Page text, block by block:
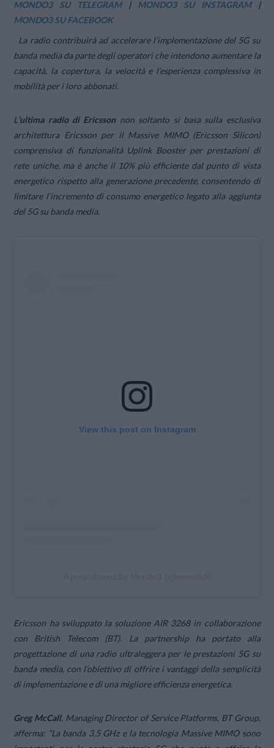
MONDO3 SU TELEGRAM| MONDO3 SU INSTAGRAM|
MONDO3 SU FACEBOOK
La radio contribuirà ad accelerare l’implementazione del 5G su
banda media da parte degli operatori che intendono aumentare la
capacità, la copertura, la velocità e l’esperienza complessiva in
mobilità per i loro abbonati.
L ‘ultima radio di Ericssonnon soltanto si basa sulla esclusiva
architettura Ericsson per il Massive MIMO (Ericsson Silicon)
comprensiva di funzionalità Uplink Booster per prestazioni di
rete uniche, ma è anche il 10% più efficiente dal punto di vista
energetico rispetto alla generazione precedente, consentendo di
limitare l’incremento di consumo energetico legato alla aggiunta
del 5G su banda media.
View this post on Instagram
Ericsson ha sviluppato la soluzione AIR 3268 in collaborazione
con British Telecom (BT). La partnership ha portato alla
progettazione di una radio ultraleggera per le prestazioni 5G su
banda media, con l’obiettivo di offrire i vantaggi della semplicità
di implementazione e di una migliore efficienza energetica.
Greg McCall, Managing Director of Service Platforms, BT Group,
afferma: “La banda 3,5 GHz e la tecnologia Massive MIMO sono